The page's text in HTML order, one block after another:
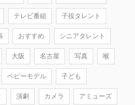
テレビ番組 子役タレント
おすすめ シニアタレント
大阪 名古屋 写真 喉
ベビーモデル 子ども
演劇 カメラ アミューズ